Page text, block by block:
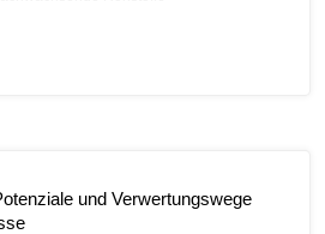
und Verwertungswege